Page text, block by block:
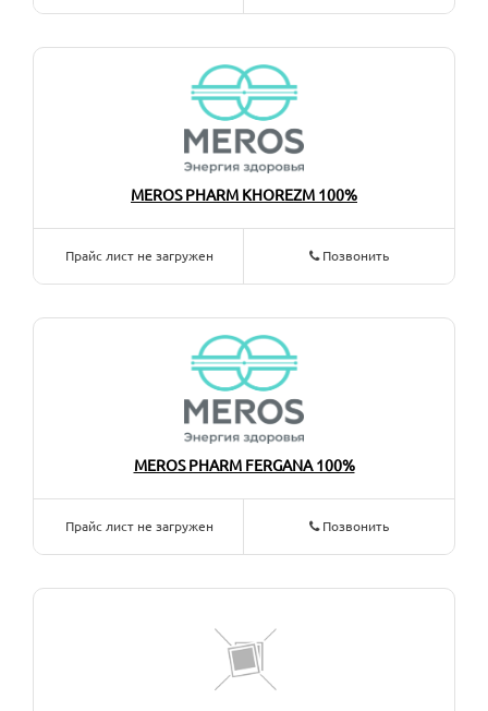
MEROS PHARM KHOREZM 100%
Прайс лист не загружен Позвонить
MEROS PHARM FERGANA 100%
Прайс лист не загружен Позвонить